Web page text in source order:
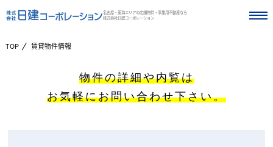
名古屋・東海エリアの店舗物件・事業用不動産なら
株式会社日建コーポレーション
TOP 賃貸物件情報
物件の詳細や内覧は
お気軽にお問い合わせ下さい。